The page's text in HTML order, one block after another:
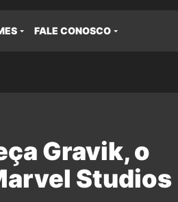
FALE CONOSCO
Gravik, o
Studios